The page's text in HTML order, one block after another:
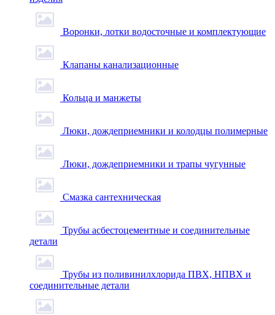
Воронки, лотки водосточные и комплектующие
Клапаны канализационные
Кольца и манжеты
Люки, дождеприемники и колодцы полимерные
Люки, дождеприемники и трапы чугунные
Смазка сантехническая
Трубы асбестоцементные и соединительные
детали
Трубы из поливинилхлорида ПВХ, НПВХ и
соединительные детали